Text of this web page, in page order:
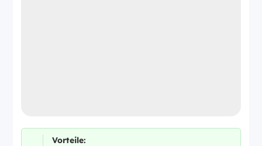
Vorteile: